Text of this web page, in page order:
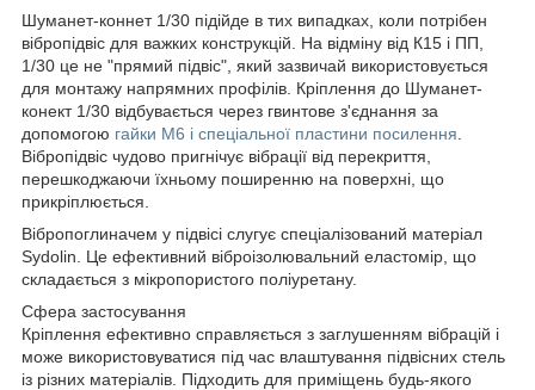
Шуманет-коннет 1/30 підійде в тих випадках, коли потрібен
вібропідвіс для важких конструкцій. На відміну від К15 і ПП,
1/30 це не "прямий підвіс", який зазвичай використовується
для монтажу напрямних профілів. Кріплення до Шуманет-
конект 1/30 відбувається через гвинтове з'єднання за
допомогою гайки М6 і спеціальної пластини посилення
Вібропідвіс чудово пригнічує вібрації від перекриття,
перешкоджаючи їхньому поширенню на поверхні, що
прикріплюється.
Вібропоглиначем у підвісі слугує спеціалізований матеріал
Sydolin. Це ефективний віброізолювальний еластомір, що
складається з мікропористого поліуретану.
Сфера застосування
Кріплення ефективно справляється з заглушенням вібрацій і
може використовуватися під час влаштування підвісних стель
із різних матеріалів. Підходить для приміщень будь-якого